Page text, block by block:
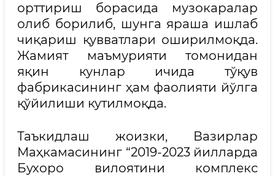
орттириш борасида музокаралар
олиб борилиб, шунга яраша ишлаб
чиқариш қувватлари оширилмоқда.
Жамият маъмурияти томонидан
яқин кунлар ичида тўқув
фабрикасининг ҳам фаолияти йўлга
қўйилиши кутилмоқда.
Таъкидлаш жоизки, Вазирлар
Маҳкамасининг “2019-2023 йилларда
Бухоро вилоятини комплекс